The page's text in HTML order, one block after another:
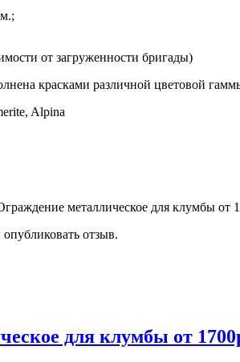
от загруженности бригады)
красками различной цветовой
Alpina
металлическое для клумбы от
отзыв.
для клумбы от